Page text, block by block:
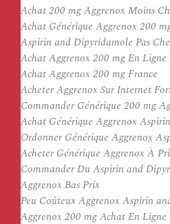
Achat 200 mg Aggrenox Moins
Achat Générique Aggrenox 200
Aspirin and Dipyridamole Pas
Achat Aggrenox 200 mg En Ligne
Achat Aggrenox 200 mg France
Acheter Aggrenox Sur Internet
Commander Générique 200 mg
Achat Générique Aggrenox
Ordonner Générique Aggrenox
Acheter Générique Aggrenox À
Commander Du Aspirin and
Aggrenox Bas Prix
Peu Coûteux Aggrenox Aspirin
Aggrenox 200 mg Achat En Ligne